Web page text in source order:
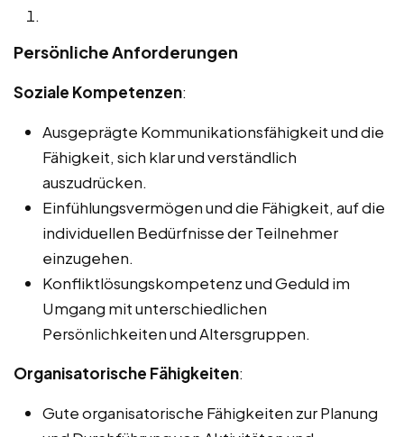
Persönliche Anforderungen
Soziale Kompetenzen:
Ausgeprägte Kommunikationsfähigkeit und die
Fähigkeit, sich klar und verständlich
auszudrücken.
Einfühlungsvermögen und die Fähigkeit, auf die
individuellen Bedürfnisse der Teilnehmer
einzugehen.
Konfliktlösungskompetenz und Geduld im
Umgang mit unterschiedlichen
Persönlichkeiten und Altersgruppen.
Organisatorische Fähigkeiten:
Gute organisatorische Fähigkeiten zur Planung